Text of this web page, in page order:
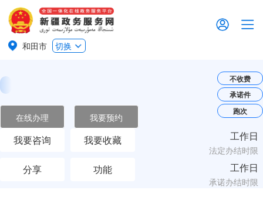
和田市 切换
在线办理 我要预约
我要咨询 我要收藏
分享 功能
不收费
承诺件
跑次
工作日
法定办结时限
工作日
承诺办结时限